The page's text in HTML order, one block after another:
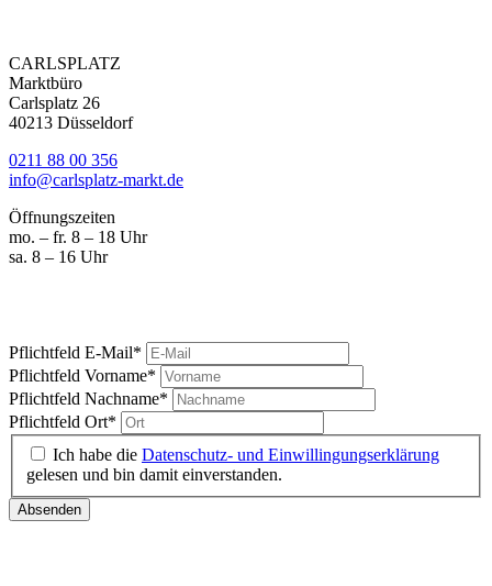
CARLSPLATZ
Marktbüro
Carlsplatz 26
40213 Düsseldorf
0211 88 00 356
info@carlsplatz-markt.de
Öffnungszeiten
mo. – fr. 8 – 18 Uhr
sa. 8 – 16 Uhr
Pflichtfeld E-Mail*
Pflichtfeld Vorname*
Pflichtfeld Nachname*
Pflichtfeld Ort*
Ich habe die Datenschutz- und Einwillingungserklärung
gelesen und bin damit einverstanden.
Absenden